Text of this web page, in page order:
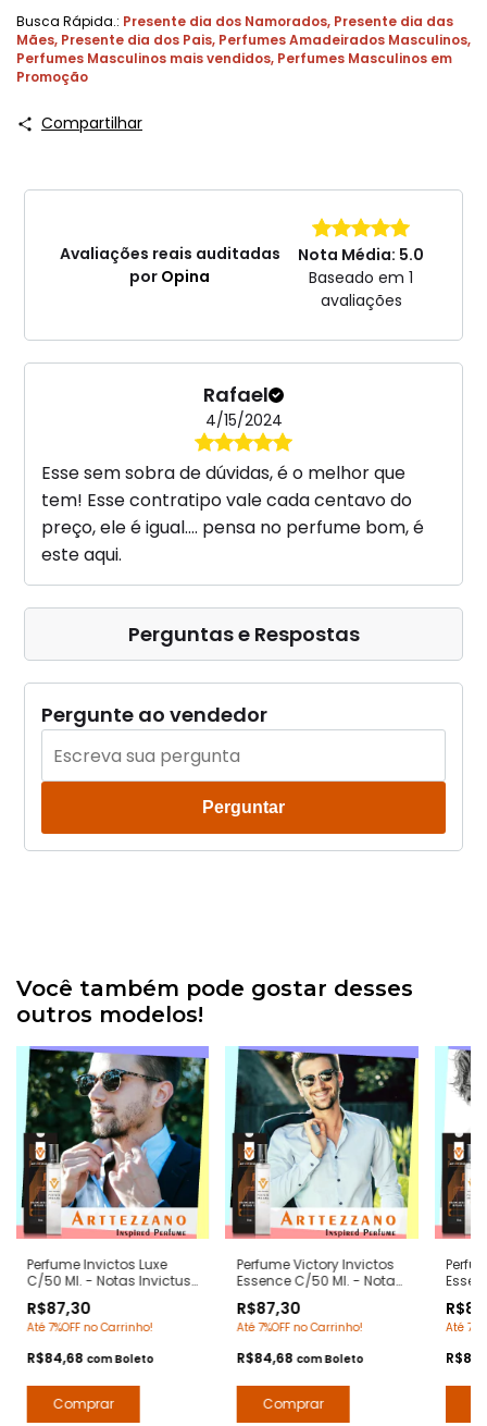
Busca Rápida.: Presente dia dos Namorados, Presente dia das
Mães, Presente dia dos Pais, Perfumes Amadeirados Masculinos,
Perfumes Masculinos mais vendidos, Perfumes Masculinos em
Promoção
Compartilhar
Avaliações reais auditadas
por Opina
Nota Média: 5.0
Baseado em 1
avaliações
Rafael
4/15/2024
Esse sem sobra de dúvidas, é o melhor que
tem! Esse contratipo vale cada centavo do
preço, ele é igual.... pensa no perfume bom, é
este aqui.
Perguntas e Respostas
Pergunte ao vendedor
Perguntar
Você também pode gostar desses
outros modelos!
Perfume Invictos Luxe
C/50 Ml. - Notas Invictus
Contratipos Premium -
Arte 1 Perfumes
R$87,30
Até 7%OFF no Carrinho!
R$84,68 comBoleto
Perfume Victory Invictos
Essence C/50 Ml. - Notas
Rabanne - Contratipos
Premium - Arte 1 Perfumes
R$87,30
Até 7%OFF no Carrinho!
R$84,68 comBoleto
Arte 1
Até